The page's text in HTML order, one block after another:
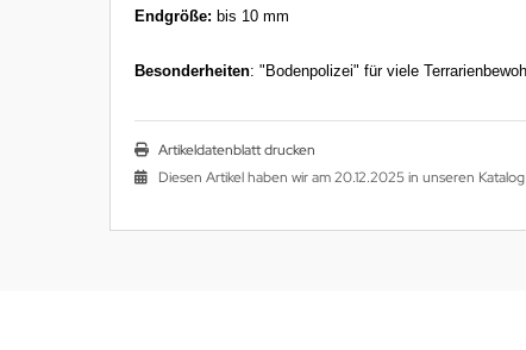
Endgröße: bis 10 mm
Besonderheiten: "Bodenpolizei" für viele
Artikeldatenblatt drucken
Diesen Artikel haben wir am 20.12.2025 in unseren